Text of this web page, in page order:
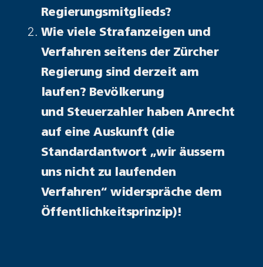
Regierungsmitglieds?
Wie viele Strafanzeigen und
Verfahren seitens der Zürcher
Regierung sind derzeit am
laufen? Bevölkerung
und Steuerzahler haben Anrecht
auf eine Auskunft (die
Standardantwort „wir äussern
uns nicht zu laufenden
Verfahren“ widerspräche dem
Öffentlichkeitsprinzip)!